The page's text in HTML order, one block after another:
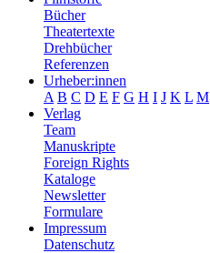
Bücher
Theatertexte
Drehbücher
Referenzen
Urheber:innen
A B C D E F G H I J K L M
Verlag
Team
Manuskripte
Foreign Rights
Kataloge
Newsletter
Formulare
Impressum
Datenschutz